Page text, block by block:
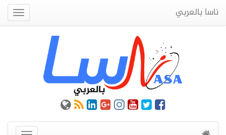
ناسا بالعربي